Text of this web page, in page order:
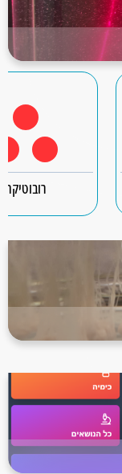
רובוטיקה